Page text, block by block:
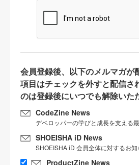
会員登録後、以下のメルマガが
項目はチェックを外すと配信さ
のは登録後にいつでも解除いた
CodeZine News
デベロッパーの学びと成長を支える
SHOEISHA iD News
SHOEISHA iD 会員全体に対するお
ProductZine News